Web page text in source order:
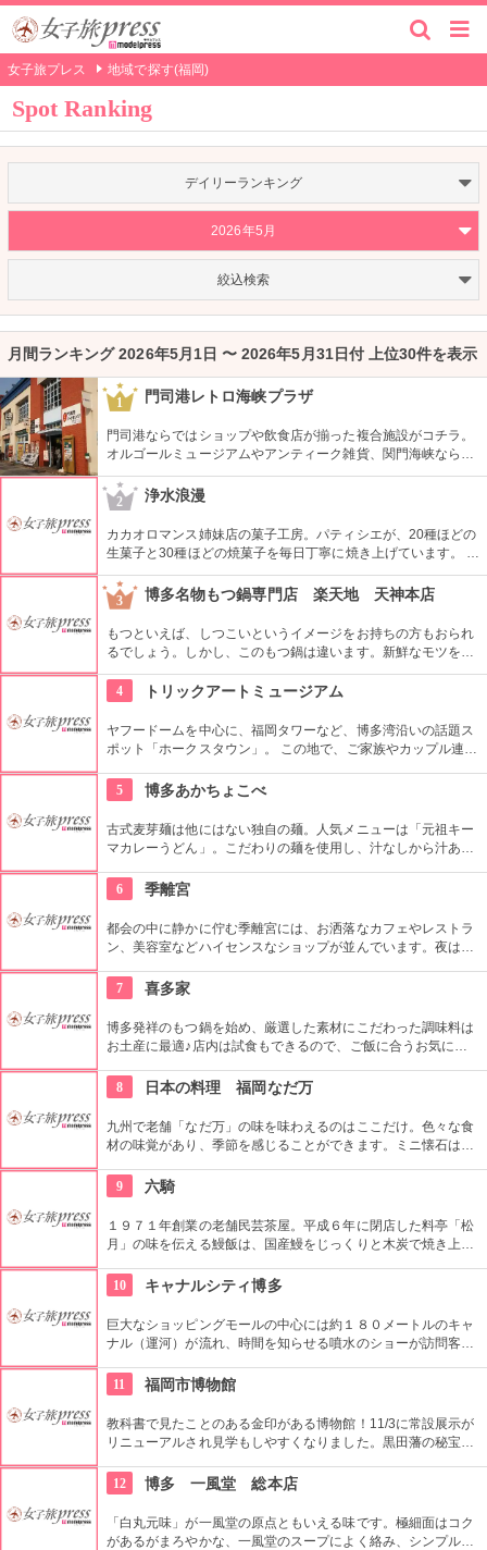
女子旅プレス 地域で探す(福岡)
Spot Ranking
デイリーランキング
2026年5月
絞込検索
月間ランキング 2026年5月1日 〜 2026年5月31日付 上位30件を表示
1 門司港レトロ海峡プラザ
門司港ならではショップや飲食店が揃った複合施設がコチラ。
オルゴールミュージアムやアンティーク雑貨、関門海峡ならで
はの寿司店やレトロな串カツ店など、歩いているだけで楽しめ
ること間違い無し。また、各ショップで物作り体験もやってい
るのでチェックしてみては。
2 浄水浪漫
カカオロマンス姉妹店の菓子工房。パティシエが、20種ほどの
生菓子と30種ほどの焼菓子を毎日丁寧に焼き上げています。 お
すすめは、ふわふわっとした食感のロールケーキ、定番のシュ
ークリーム、サクサクとした食感が好評のコルネ。
3 博多名物もつ鍋専門店 楽天地 天神本店
もつといえば、しつこいというイメージをお持ちの方もおられ
るでしょう。しかし、このもつ鍋は違います。新鮮なモツを使
い、さっぱりした味わいに仕上げてあります。モツ嫌いな人
も、ぜひ一度試してみてください。やみつきになる旨さです。
4 トリックアートミュージアム
ヤフードームを中心に、福岡タワーなど、博多湾沿いの話題ス
ポット「ホークスタウン」。 この地で、ご家族やカップル連れ
アート・ミュージアム」。 1枚の平面のユーモアあふれる絵の
前に立つと、あたかも違った空間に誘ってくれる不思議な美術
館。 カメラ、ビデオ、カメラ付き携帯などでの撮影はオール
OK。作品の前での記念撮影はお忘れなく。
5 博多あかちょこべ
古式麦芽麺は他にはない独自の麺。人気メニューは「元祖キー
マカレーうどん」。こだわりの麺を使用し、汁なしから汁あり
くる「釜あげずぼらうどん」など魅力的なメニューが多数あり
ます。夜には居酒屋として、昼も夜も利用できるお店です。
6 季離宮
都会の中に静かに佇む季離宮には、お洒落なカフェやレストラ
ン、美容室などハイセンスなショップが並んでいます。夜はシ
洒落な空間を演出します。
7 喜多家
博多発祥のもつ鍋を始め、厳選した素材にこだわった調味料は
お土産に最適♪店内は試食もできるので、ご飯に合うお気に入
8
日本の料理 福岡なだ万
九州で老舗「なだ万」の味を味わえるのはここだけ。色々な食
材の味覚があり、季節を感じることができます。ミニ懐石は
しい価格となっています。
9 六騎
１９７１年創業の老舗民芸茶屋。平成６年に閉店した料亭「松
月」の味を伝える鰻飯は、国産鰻をじっくりと木炭で焼き上げ
じた「柳川鍋」ももちろんご用意。どちらもセットになった御
膳もあるので、訪れた際には是非ご賞味を。
10 キャナルシティ博多
巨大なショッピングモールの中心には約１８０メートルのキャ
ナル（運河）が流れ、時間を知らせる噴水のショーが訪問客を
ストラン、ホテルなど、あらゆるエンターテイメントが併設さ
れていて、一日いても楽しめる施設です。
11 福岡市博物館
教科書で見たことのある金印がある博物館！11/3に常設展示が
リニューアルされ見学もしやすくなりました。黒田藩の秘宝も
12
博多 一風堂 総本店
「白丸元味」が一風堂の原点ともいえる味です。極細面はコク
があるがまろやかな、一風堂のスープによく絡み、シンプルか